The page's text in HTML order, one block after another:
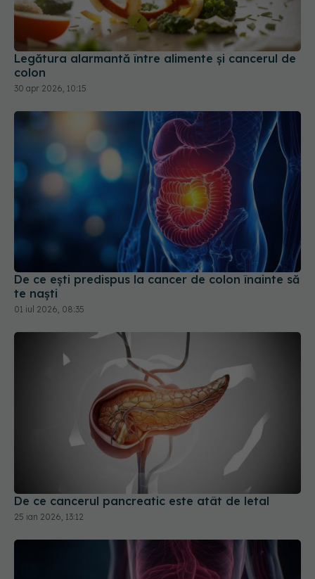
Legătura alarmantă între alimente și cancerul de
colon
30 apr 2026, 10:15
De ce ești predispus la cancer de colon înainte să
te naști
01 iul 2026, 08:35
De ce cancerul pancreatic este atât de letal